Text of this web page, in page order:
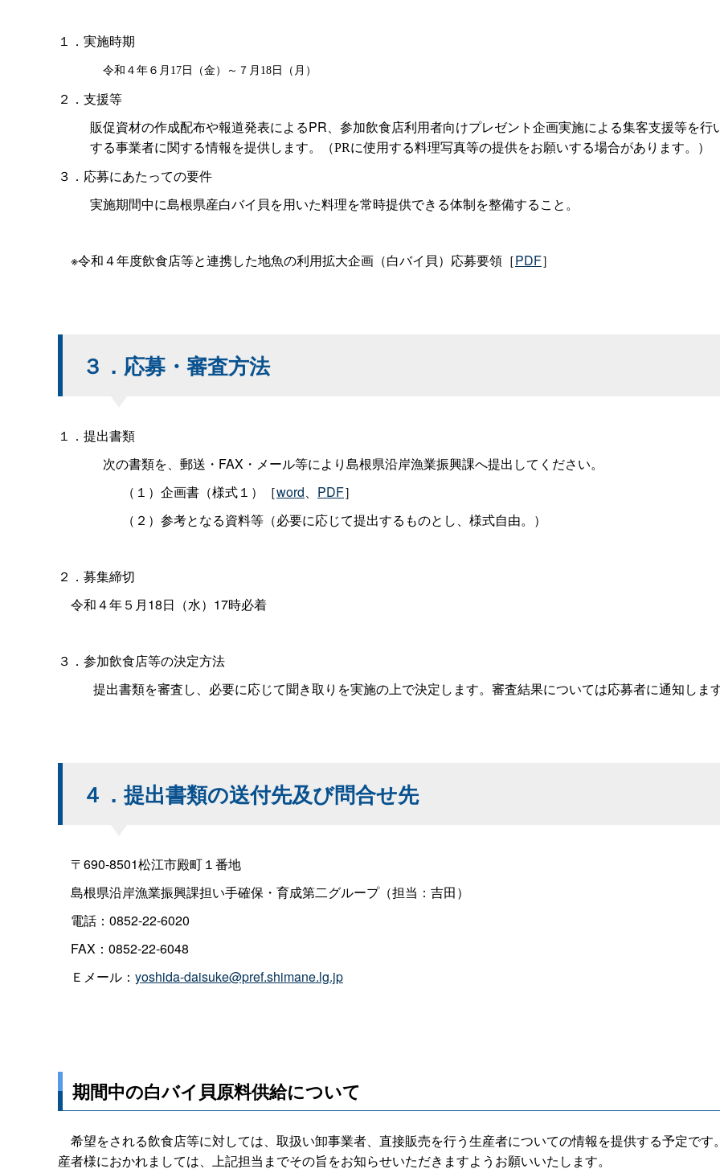
１．実施時期
令和４年６月 17 日（金）～７月 18 日（月）
２．支援等
販促資材の作成配布や報道発表によるPR、参加飲食店利用者向けプレゼント企画実施による集客支援等を
する事業者に関する情報を提供します。
（PRに使用する料理写真等の提供をお願いする場合があります。）
３．応募にあたっての要件
実施期間中に島根県産白バイ貝を用いた料理を常時提供できる体制を整備すること。
※令和４年度飲食店等と連携した地魚の利用拡大企画（白バイ貝）応募要領［PDF］
３．応募・審査方法
１．提出書類
次の書類を、郵送・FAX・メール等により島根県沿岸漁業振興課へ提出してください。
（１）企画書（様式１）［word、 PDF］
（２）参考となる資料等（必要に応じて提出するものとし、様式自由。）
２．募集締切
令和４年５月18日（水）17時必着
３．参加飲食店等の決定方法
提出書類を審査し、必要に応じて聞き取りを実施の上で決定します。審査結果については応募者に通知しま
４．提出書類の送付先及び問合せ先
〒690-8501松江市殿町１番地
島根県沿岸漁業振興課担い手確保・育成第二グループ（担当：吉田）
電話：0852-22-6020
FAX：0852-22-6048
Ｅメール： yoshida-daisuke@pref.shimane.lg.jp
期間中の白バイ貝原料供給について
希望をされる飲食店等に対しては、取扱い卸事業者、直接販売を行う生産者についての情報を提供する予定で
産者様におかれましては、上記担当までその旨をお知らせいただきますようお願いいたします。